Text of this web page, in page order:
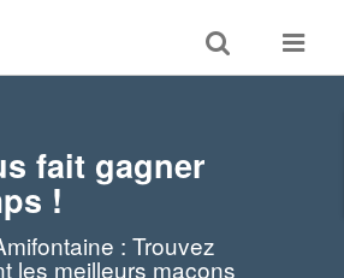
Toggle
search
Toggle
fait gagner
!
: Trouvez
les meilleurs maçons